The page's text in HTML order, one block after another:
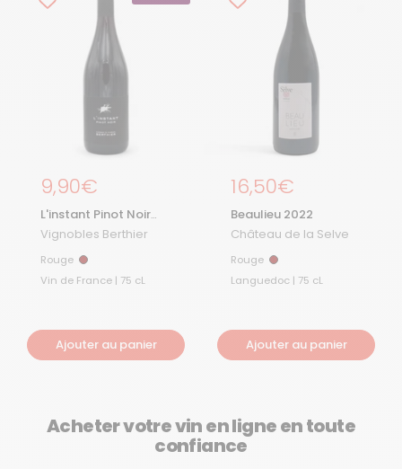
Prix régulier
9,90€
L'instant Pinot Noir
2024
Vignobles Berthier
Rouge Rouge
Vin de France | 75 cL
Ajouter au panier
Prix régulier
16,50€
Beaulieu 2022
Château de la Selve
Rouge Rouge
Languedoc | 75 cL
Ajouter au panier
Acheter votre vin en ligne en toute
confiance